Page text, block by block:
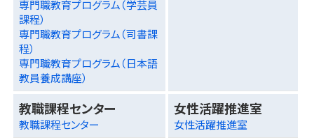
専門職教育プログラム（学芸員
課程）
専門職教育プログラム（司書課
程）
専門職教育プログラム（日本語
教員養成講座）
教職課程センター
教職課程センター
女性活躍推進室
女性活躍推進室